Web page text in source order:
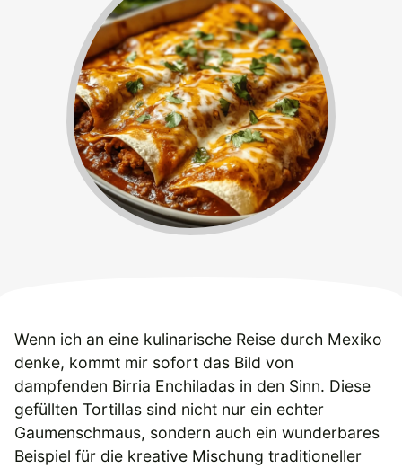
Wenn ich an eine kulinarische Reise durch Mexiko
denke, kommt mir sofort das Bild von
dampfenden Birria Enchiladas in den Sinn. Diese
gefüllten Tortillas sind nicht nur ein echter
Gaumenschmaus, sondern auch ein wunderbares
Beispiel für die kreative Mischung traditioneller